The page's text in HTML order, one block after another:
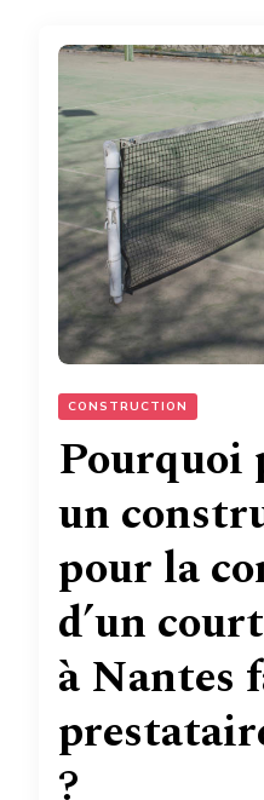
CONSTRUCTION
un
pour la
d’un
à Nantes